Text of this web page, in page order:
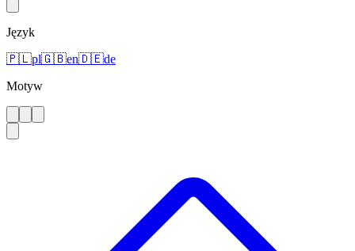
Język
🇵🇱pl🇬🇧en🇩🇪de
Motyw